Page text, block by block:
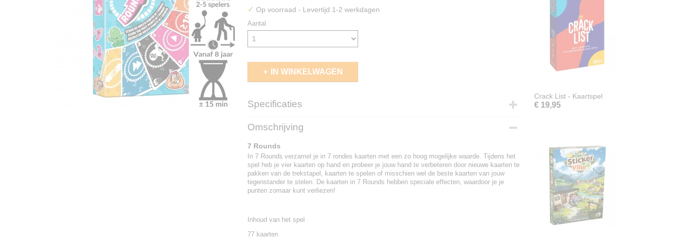
✓ Op voorraad - Levertijd 1-2 werkdagen
Aantal
IN WINKELWAGEN
Specificaties
EAN code
Omschrijving
7 Rounds
In 7 Rounds verzamel je in 7 rondes kaarten met een zo hoog mogelijke waarde. Tijdens het
spel heb je vier kaarten op hand en probeer je jouw hand te verbeteren door nieuwe kaarten te
pakken van de trekstapel, kaarten te spelen of misschien wel de beste kaarten van jouw
tegenstander te stelen. De kaarten in 7 Rounds hebben speciale effecten, waardoor je je
punten zomaar kunt verliezen!
Inhoud van het spel
77 kaarten
Crack List - Kaartspel
€ 19,95